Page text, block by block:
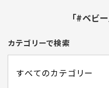
「#ベビ
カテゴリーで検索